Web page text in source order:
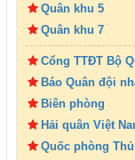
Quân khu 5
Quân khu 7
Cổng TTĐT Bộ
Báo Quân đội
Biên phòng
Hải quân Việt
Quốc phòng